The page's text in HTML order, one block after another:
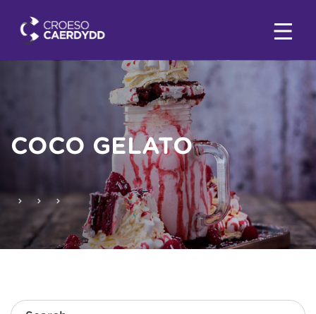
COCO GELATO